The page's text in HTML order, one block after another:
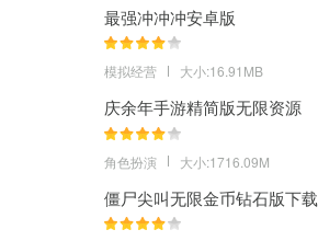
最强冲冲冲安卓版
模拟经营 大小:16.91MB
庆余年手游精简版无限资源
角色扮演 大小:1716.09M
僵尸尖叫无限金币钻石版下载